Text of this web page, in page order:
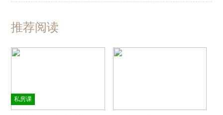
推荐阅读
私房课